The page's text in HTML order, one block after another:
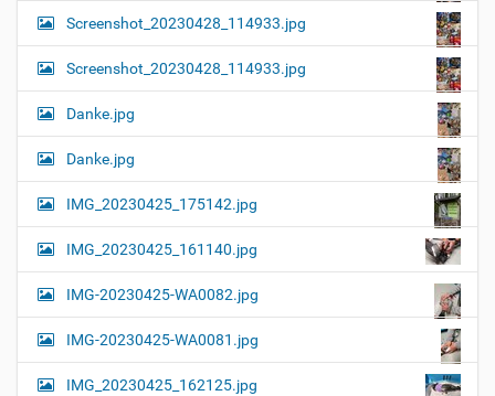
Screenshot_20230428_114933.jpg
Screenshot_20230428_114933.jpg
Danke.jpg
Danke.jpg
IMG_20230425_175142.jpg
IMG_20230425_161140.jpg
IMG-20230425-WA0082.jpg
IMG-20230425-WA0081.jpg
IMG_20230425_162125.jpg